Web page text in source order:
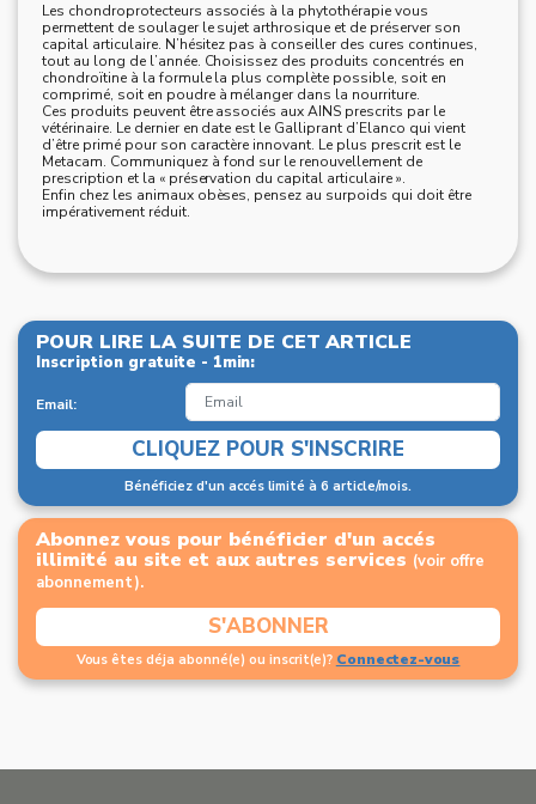
Les chondroprotecteurs associés à la phytothérapie vous
permettent de soulager le sujet arthrosique et de préserver son
capital articulaire. N’hésitez pas à conseiller des cures continues,
tout au long de l’année. Choisissez des produits concentrés en
chondroïtine à la formule la plus complète possible, soit en
comprimé, soit en poudre à mélanger dans la nourriture.
Ces produits peuvent être associés aux AINS prescrits par le
vétérinaire. Le dernier en date est le Galliprant d’Elanco qui vient
d’être primé pour son caractère innovant. Le plus prescrit est le
Metacam. Communiquez à fond sur le renouvellement de
prescription et la « préservation du capital articulaire ».
Enfin chez les animaux obèses, pensez au surpoids qui doit être
impérativement réduit.
Abonnez vous pour bénéficier d'un accés
illimité au site et aux autres services (voir offre
abonnement).
S'ABONNER
Vous êtes déja abonné(e) ou inscrit(e)? Connectez-vous
POUR LIRE LA SUITE DE CET ARTICLE
Inscription gratuite - 1min:
Email:
CLIQUEZ POUR S'INSCRIRE
Bénéficiez d'un accés limité à 6 article/mois.